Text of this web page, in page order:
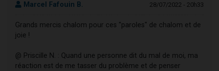
Marcel Fafouin B. 28/07/2022 - 20h33
Grands mercis chalom pour ces "paroles" de chalom et de
joie !
@ Priscille N. : Quand une personne dit du mal de moi, ma
réaction est de me tasser du problème et de penser